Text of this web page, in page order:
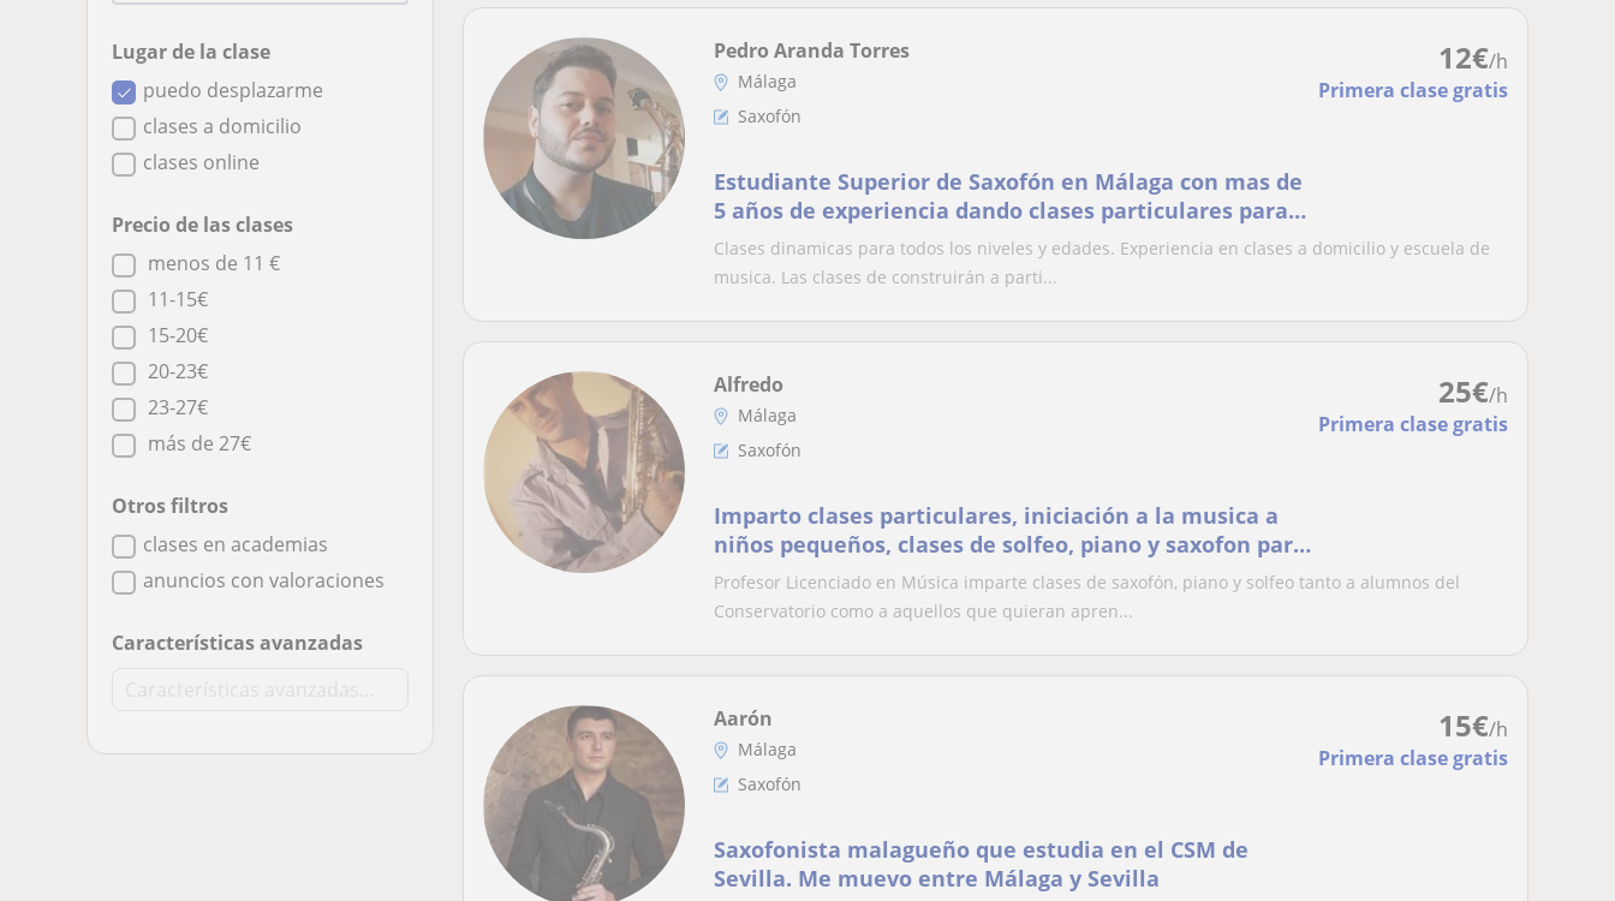
Lugar de la clase
puedo desplazarme
clases a domicilio
clases online
Precio de las clases
menos de 11 €
11-15€
15-20€
20-23€
23-27€
más de 27€
Otros filtros
clases en academias
anuncios con valoraciones
Características avanzadas
12€/h
Primera clase gratis
Pedro Aranda Torres
Málaga
Saxofón
Estudiante Superior de Saxofón en Málaga con mas de
5 años de experiencia dando clases particulares para
todas las edades y niveles. Saxofón, solfeo y teoria
musical a domicilio
Clases dinamicas para todos los niveles y edades. Experiencia en clases a domicilio y escuela de
musica. Las clases de construirán a parti...
25€/h
Primera clase gratis
Alfredo
Málaga
Saxofón
Imparto clases particulares, iniciación a la musica a
niños pequeños, clases de solfeo, piano y saxofon para
todas las edades
Profesor Licenciado en Música imparte clases de saxofón, piano y solfeo tanto a alumnos del
Conservatorio como a aquellos que quieran apren...
15€/h
Primera clase gratis
Aarón
Málaga
Saxofón
Saxofonista malagueño que estudia en el CSM de
Sevilla. Me muevo entre Málaga y Sevilla